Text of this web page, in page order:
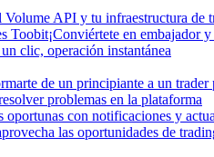
Volume API y tu infraestructura de
Toobit¡Conviértete en embajador
clic, operación instantánea
de un principiante a un trader
problemas en la plataforma
oportunas con notificaciones y
las oportunidades de